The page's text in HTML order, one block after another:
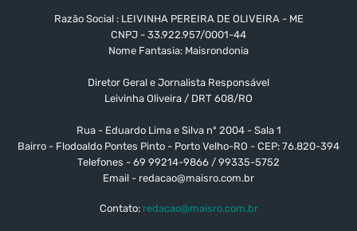
Razão Social : LEIVINHA PEREIRA DE OLIVEIRA - ME
CNPJ - 33.922.957/0001-44
Nome Fantasia: Maisrondonia
Diretor Geral e Jornalista Responsável
Leivinha Oliveira / DRT 608/RO
Rua - Eduardo Lima e Silva nº 2004 - Sala 1
Bairro - Flodoaldo Pontes Pinto - Porto Velho-RO - CEP: 76.820-394
Telefones - 69 99214-9866 / 99335-5752
Email - redacao@maisro.com.br
Contato: redacao@maisro.com.br